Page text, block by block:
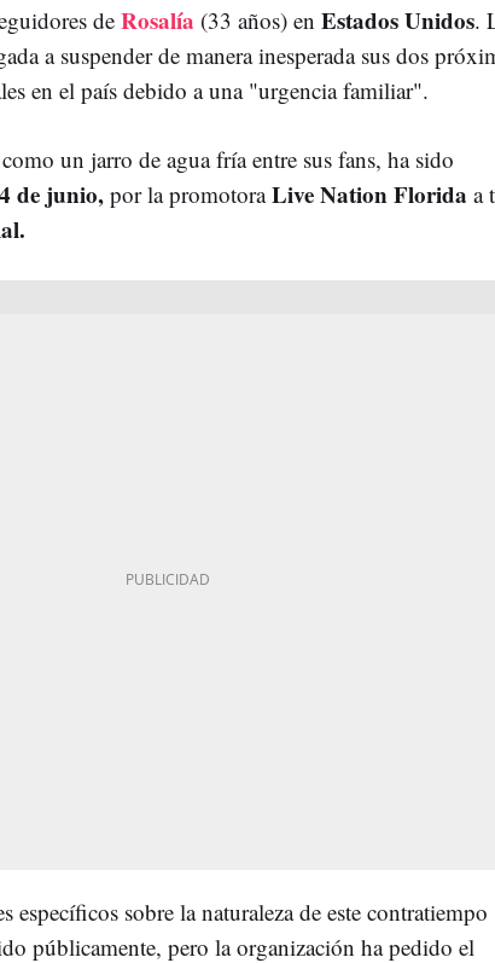
de Rosalía (33 años) en Estados Unidos.
a suspender de manera inesperada sus dos
en el país debido a una "urgencia familiar".
un jarro de agua fría entre sus fans, ha sido
de junio, por la promotoraLive Nation Florida a
específicos sobre la naturaleza de este contratiempo
públicamente, pero la organización ha pedido el